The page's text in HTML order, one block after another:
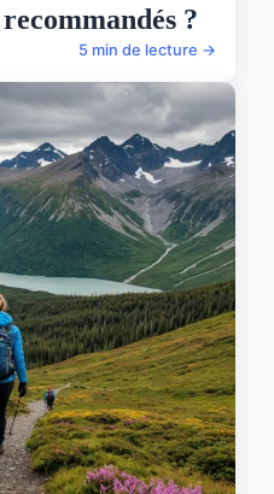
?
5 min de lecture →